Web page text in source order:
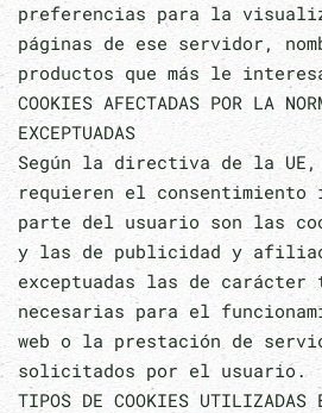
preferencias para la
páginas de ese servidor,
productos que más le
COOKIES AFECTADAS POR LA
EXCEPTUADAS
Según la directiva de la
requieren el consentimiento
parte del usuario son las
y las de publicidad y
exceptuadas las de
necesarias para el
web o la prestación de
solicitados por el usuario.
TIPOS DE COOKIES UTILIZADAS